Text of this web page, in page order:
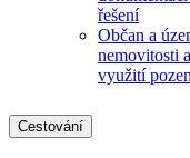
řešení
Občan a
nemovitosti
využití
Cestování